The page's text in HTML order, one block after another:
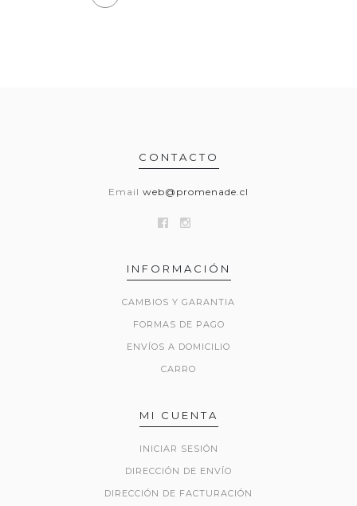
CONTACTO
Email web@promenade.cl
INFORMACIÓN
CAMBIOS Y GARANTIA
FORMAS DE PAGO
ENVÍOS A DOMICILIO
CARRO
MI CUENTA
INICIAR SESIÓN
DIRECCIÓN DE ENVÍO
DIRECCIÓN DE FACTURACIÓN